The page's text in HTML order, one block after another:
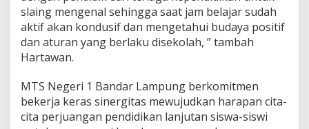
a
k
A
n
slaing mengenal sehingga saat jam belajar sudah
aktif akan kondusif dan mengetahui budaya positif
dan aturan yang berlaku disekolah, ” tambah
Hartawan.
MTS Negeri 1 Bandar Lampung berkomitmen
bekerja keras sinergitas mewujudkan harapan cita-
cita perjuangan pendidikan lanjutan siswa-siswi